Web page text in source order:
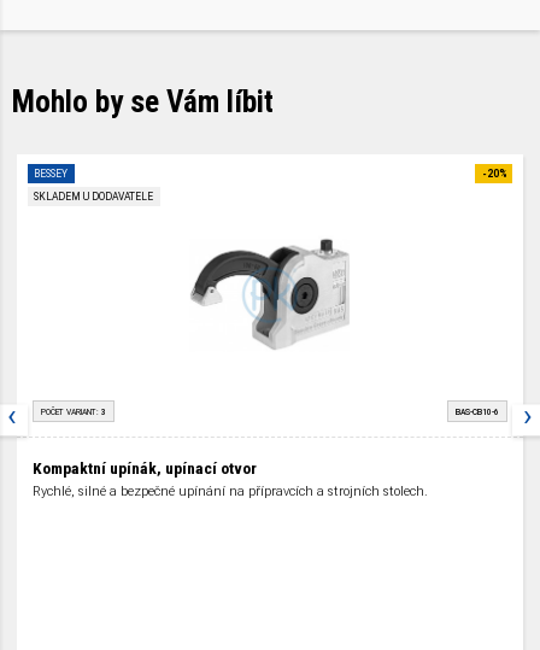
Mohlo by se Vám líbit
SKLADEM U DODAVATELE
BESSEY -20%
POČET VARIANT: 3 BAS-CB10-6
Kompaktní upínák, upínací otvor
Rychlé, silné a bezpečné upínání na přípravcích a strojních stolech.
‹ ›